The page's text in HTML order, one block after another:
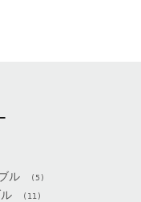
ル (5)
(11)